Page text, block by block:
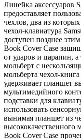
Линейка аксессуаров
предоставляет
чехлов, два из
чехол-клавиатура
доступен позднее
Book Cover Case
от ударов и царапин,
мольберт с
мольберта чехол-
удерживает планшет
мультимедийного
подставки для
использовать
вынимая планшет из
высококачественного
Book Cover Case